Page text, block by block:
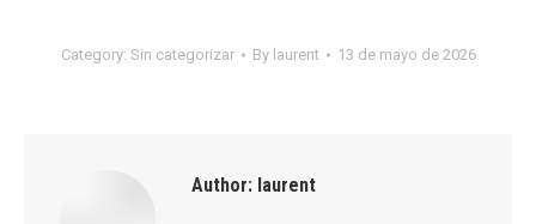
Category: Sin categorizar By laurent 13 de mayo de 2026
Author: laurent